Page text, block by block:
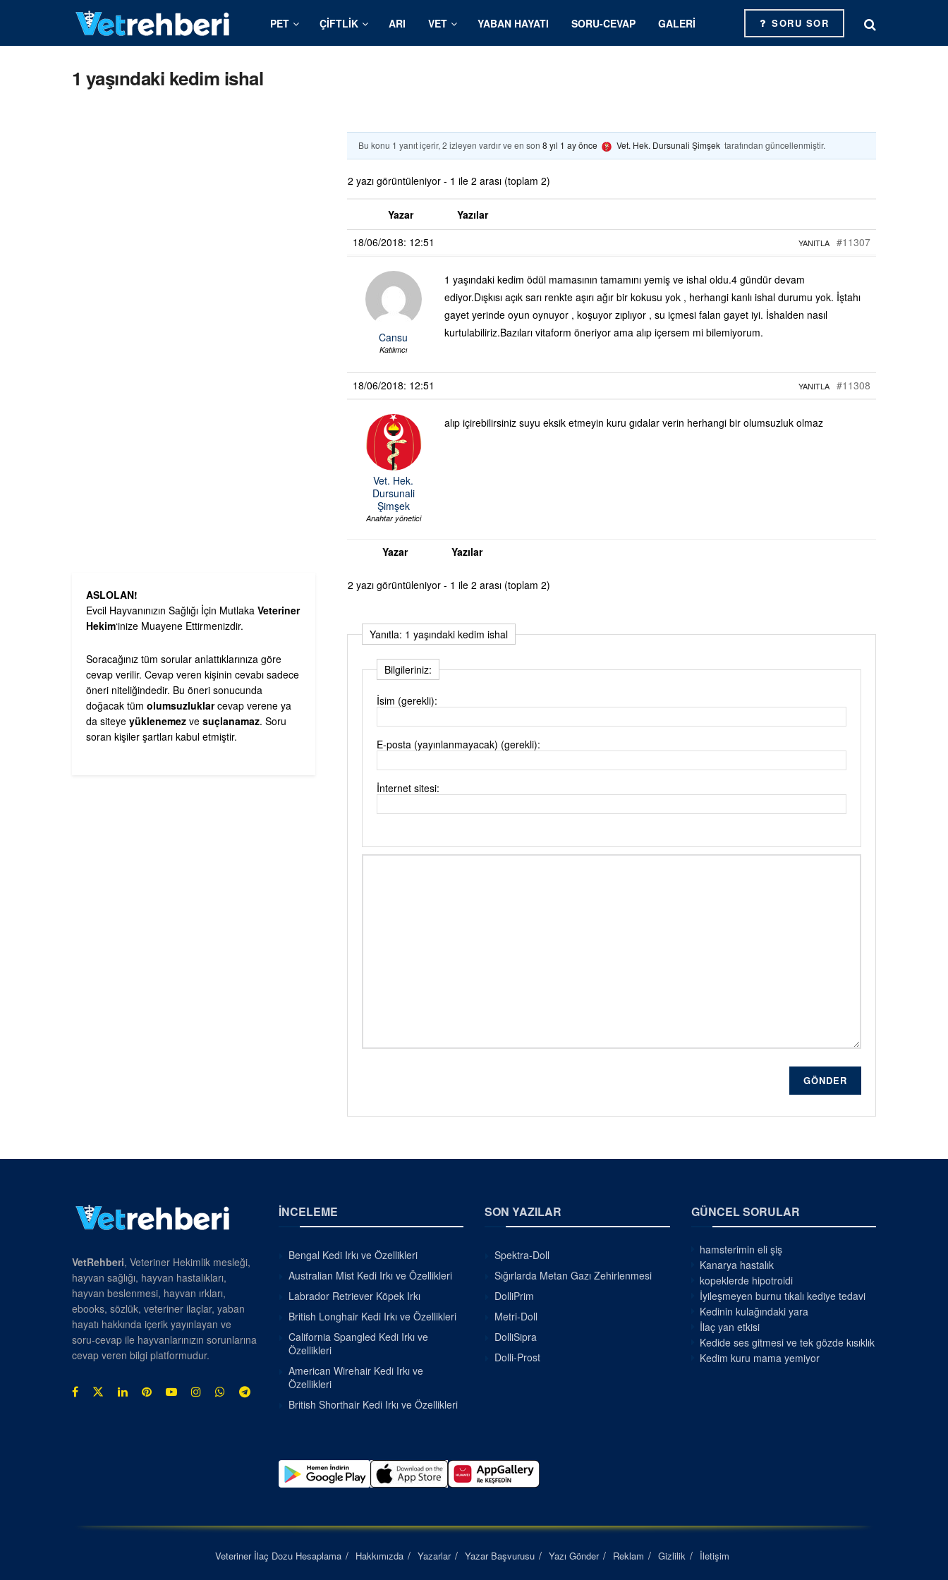
PET ÇIFTLIK ARI VET YABAN HAYATI SORU-CEVAP GALERI SORU SOR
1 yaşındaki kedim ishal
Bu konu 1 yanıt içerir, 2 izleyen vardır ve en son 8 yıl 1 ay önce Vet. Hek. Dursunali Şimşek tarafından güncellenmiştir.
2 yazı görüntüleniyor - 1 ile 2 arası (toplam 2)
Yazar
Yazılar
18/06/2018: 12:51
#11307
YANITLA
Cansu
Katılımcı
1 yaşındaki kedim ödül mamasının tamamını yemiş ve ishal oldu.4 gündür devam
ediyor.Dışkısı açık sarı renkte aşırı ağır bir kokusu yok , herhangi kanlı ishal durumu yok. İştahı
gayet yerinde oyun oynuyor , koşuyor zıplıyor , su içmesi falan gayet iyi. İshalden nasıl
kurtulabiliriz.Bazıları vitaform öneriyor ama alıp içersem mi bilemiyorum.
18/06/2018: 12:51 #11308
YANITLA
Vet. Hek.
Dursunali
Şimşek
Anahtar yönetici
alıp içirebilirsiniz suyu eksik etmeyin kuru gıdalar verin herhangi bir olumsuzluk olmaz
Yazar Yazılar
2 yazı görüntüleniyor - 1 ile 2 arası (toplam 2)
Yanıtla: 1 yaşındaki kedim ishal
Bilgileriniz:
İsim (gerekli):
E-posta (yayınlanmayacak) (gerekli):
İnternet sitesi:
GÖNDER
ASLOLAN!
Evcil Hayvanınızın Sağlığı İçin Mutlaka Veteriner
Hekim‘inize Muayene Ettirmenizdir.
Soracağınız tüm sorular anlattıklarınıza göre
cevap verilir. Cevap veren kişinin cevabı sadece
öneri niteliğindedir. Bu öneri sonucunda
doğacak tüm olumsuzluklarcevap verene ya
da siteye yüklenemez ve suçlanamaz. Soru
soran kişiler şartları kabul etmiştir.
VetRehberi, Veteriner Hekimlik mesleği,
hayvan sağlığı, hayvan hastalıkları,
hayvan beslenmesi, hayvan ırkları,
ebooks, sözlük, veteriner ilaçlar, yaban
hayatı hakkında içerik yayınlayan ve
soru-cevap ile hayvanlarınızın sorunlarına
cevap veren bilgi platformudur.
İNCELEME
Bengal Kedi Irkı ve Özellikleri
Australian Mist Kedi Irkı ve Özellikleri
Labrador Retriever Köpek Irkı
British Longhair Kedi Irkı ve Özellikleri
California Spangled Kedi Irkı ve
Özellikleri
American Wirehair Kedi Irkı ve
Özellikleri
British Shorthair Kedi Irkı ve Özellikleri
SON YAZILAR
Spektra-Doll
Sığırlarda Metan Gazı Zehirlenmesi
DolliPrim
Metri-Doll
DolliSipra
Dolli-Prost
GÜNCEL SORULAR
hamsterimin eli şiş
Kanarya hastalık
kopeklerde hipotroidi
İyileşmeyen burnu tıkalı kediye tedavi
Kedinin kulağındaki yara
İlaç yan etkisi
Kedide ses gitmesi ve tek gözde kısıklık
Kedim kuru mama yemiyor
Veteriner İlaç Dozu Hesaplama Hakkımızda Yazarlar Yazar Başvurusu Yazı Gönder Reklam Gizlilik İletişim